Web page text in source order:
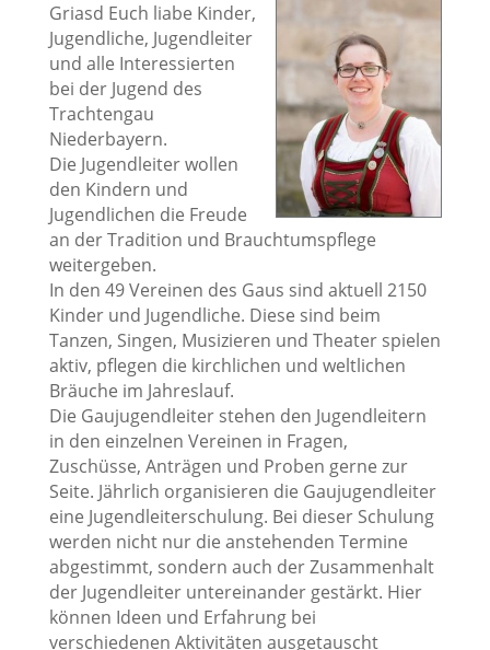
Griasd Euch liabe Kinder,
Jugendliche, Jugendleiter
und alle Interessierten
bei der Jugend des
Trachtengau
Niederbayern.
Die Jugendleiter wollen
den Kindern und
Jugendlichen die Freude
an der Tradition und Brauchtumspflege
weitergeben.
In den 49 Vereinen des Gaus sind aktuell 2150
Kinder und Jugendliche. Diese sind beim
Tanzen, Singen, Musizieren und Theater spielen
aktiv, pflegen die kirchlichen und weltlichen
Bräuche im Jahreslauf.
Die Gaujugendleiter stehen den Jugendleitern
in den einzelnen Vereinen in Fragen,
Zuschüsse, Anträgen und Proben gerne zur
Seite. Jährlich organisieren die Gaujugendleiter
eine Jugendleiterschulung. Bei dieser Schulung
werden nicht nur die anstehenden Termine
abgestimmt, sondern auch der Zusammenhalt
der Jugendleiter untereinander gestärkt. Hier
können Ideen und Erfahrung bei
verschiedenen Aktivitäten ausgetauscht